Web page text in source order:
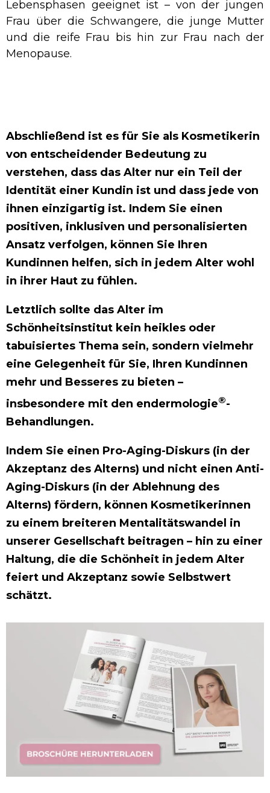
Lebensphasen geeignet ist – von der jungen
Frau über die Schwangere, die junge Mutter
und die reife Frau bis hin zur Frau nach der
Menopause.
Abschließend ist es für Sie als Kosmetikerin
von entscheidender Bedeutung zu
verstehen, dass das Alter nur ein Teil der
Identität einer Kundin ist und dass jede von
ihnen einzigartig ist. Indem Sie einen
positiven, inklusiven und personalisierten
Ansatz verfolgen, können Sie Ihren
Kundinnen helfen, sich in jedem Alter wohl
in ihrer Haut zu fühlen.
Letztlich sollte das Alter im
Schönheitsinstitut kein heikles oder
tabuisiertes Thema sein, sondern vielmehr
eine Gelegenheit für Sie, Ihren Kundinnen
mehr und Besseres zu bieten –
insbesondere mit den endermologie®-
Behandlungen.
Indem Sie einen Pro-Aging-Diskurs (in der
Akzeptanz des Alterns) und nicht einen Anti-
Aging-Diskurs (in der Ablehnung des
Alterns) fördern, können Kosmetikerinnen
zu einem breiteren Mentalitätswandel in
unserer Gesellschaft beitragen – hin zu einer
Haltung, die die Schönheit in jedem Alter
feiert und Akzeptanz sowie Selbstwert
schätzt.